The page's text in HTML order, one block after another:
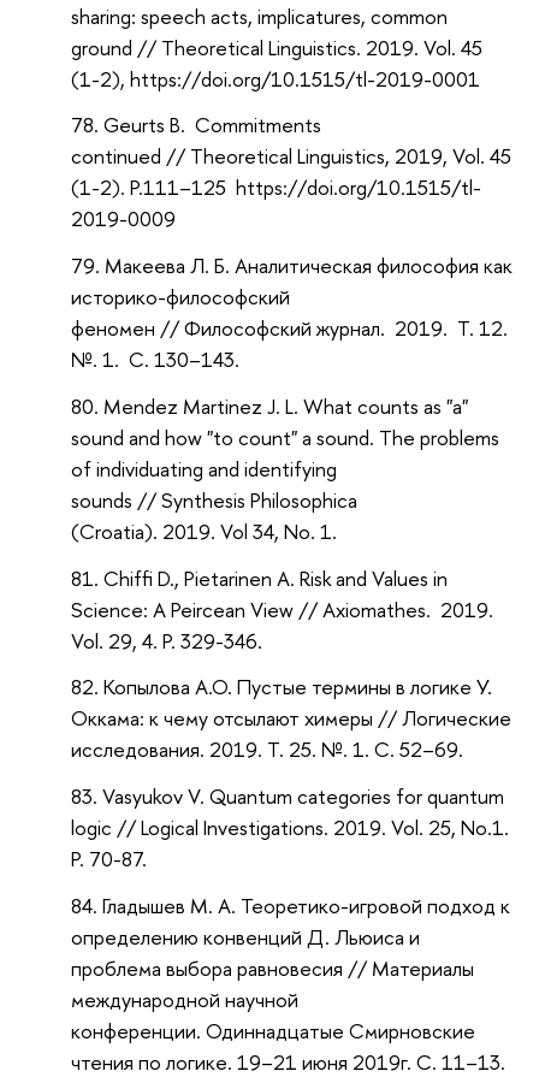
sharing: speech acts, implicatures, common
ground // Theoretical Linguistics. 2019. Vol. 45
(1-2), https://doi.org/10.1515/tl-2019-0001
Geurts B. Commitments
continued // Theoretical Linguistics, 2019, Vol. 45
(1-2). P.111–125 https://doi.org/10.1515/tl-
2019-0009
Макеева Л. Б. Аналитическая философия как
историко-философский
феномен // Философский журнал. 2019. Т. 12.
№. 1. С. 130–143.
Mendez Martinez J. L. What counts as "a"
sound and how "to count" a sound. The problems
of individuating and identifying
sounds // Synthesis Philosophica
(Croatia). 2019. Vol 34, No. 1.
Chiffi D., Pietarinen A. Risk and Values in
Science: A Peircean View // Axiomathes. 2019.
Vol. 29, 4. P. 329-346.
Копылова А.О. Пустые термины в логике У.
Оккама: к чему отсылают химеры // Логические
исследования. 2019. Т. 25. №. 1. С. 52–69.
Vasyukov V. Quantum categories for quantum
logic // Logical Investigations. 2019. Vol. 25, No.1.
P. 70-87.
Гладышев М. А. Теоретико-игровой подход к
определению конвенций Д. Льюиса и
проблема выбора равновесия // Материалы
международной научной
конференции. Одиннадцатые Смирновские
чтения по логике. 19–21 июня 2019г. С. 11–13.